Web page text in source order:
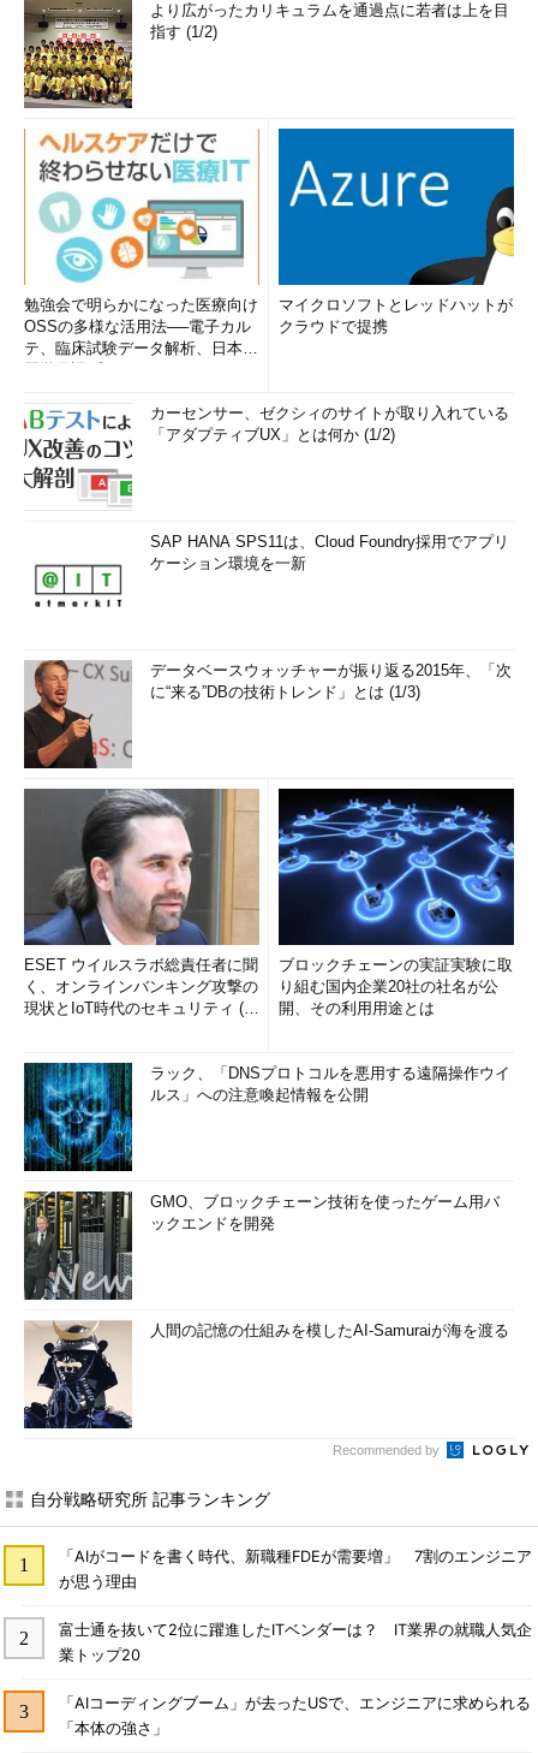
より広がったカリキュラムを通過点に若者は上を目
指す (1/2)
勉強会で明らかになった医療向け
OSSの多様な活用法──電子カル
テ、臨床試験データ解析、日本語
マイクロソフトとレッドハットが
クラウドで提携
カーセンサー、ゼクシィのサイトが取り入れている
「アダプティブUX」とは何か (1/2)
SAP HANA SPS11は、Cloud Foundry採用でアプリ
ケーション環境を一新
データベースウォッチャーが振り返る2015年、「次
に“来る”DBの技術トレンド」とは (1/3)
ESET ウイルスラボ総責任者に聞
く、オンラインバンキング攻撃の
現状とIoT時代のセキュリティ (1/
ブロックチェーンの実証実験に取
り組む国内企業20社の社名が公
開、その利用用途とは
ラック、「DNSプロトコルを悪用する遠隔操作ウイ
ルス」への注意喚起情報を公開
GMO、ブロックチェーン技術を使ったゲーム用バ
ックエンドを開発
人間の記憶の仕組みを模したAI-Samuraiが海を渡る
Recommended by
自分戦略研究所 記事ランキング
「AIがコードを書く時代、新職種FDEが需要増」 7割のエンジニア
が思う理由
富士通を抜いて2位に躍進したITベンダーは？ IT業界の就職人気企
業トップ20
「AIコーディングブーム」が去ったUSで、エンジニアに求められる
「本体の強さ」